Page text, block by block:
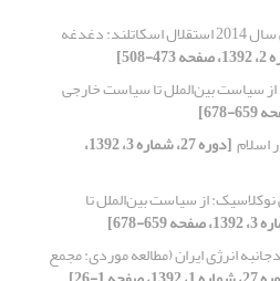
همه‌پرسی سال 2014 استقلال اسکاتلند: دغدغه
سیاست بین‌الملل تا ‏سیاست خارجی
[دوره 27، شماره 3، 1392،
نوکلاسیک: از سیاست بین‌الملل تا
انرژی ایران ‏(مطالعه موردی: مجمع